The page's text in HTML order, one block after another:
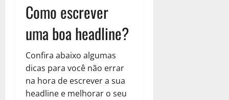
Como escrever
uma boa headline?
Confira abaixo algumas
dicas para você não errar
na hora de escrever a sua
headline e melhorar o seu